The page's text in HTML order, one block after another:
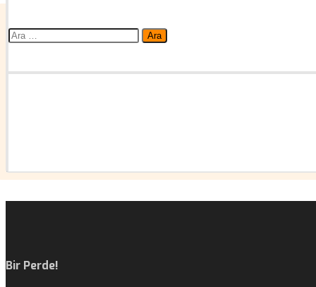
Arama:
Bir Perde!